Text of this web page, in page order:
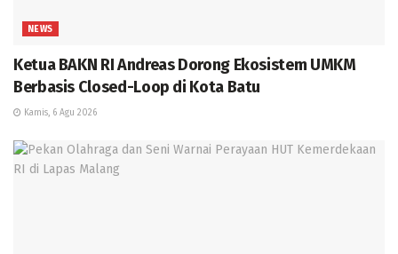
NEWS
Ketua BAKN RI Andreas Dorong Ekosistem UMKM
Berbasis Closed-Loop di Kota Batu
Kamis, 6 Agu 2026